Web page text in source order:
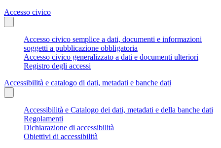
Accesso civico
Accesso civico semplice a dati, documenti e informazioni
soggetti a pubblicazione obbligatoria
Accesso civico generalizzato a dati e documenti ulteriori
Registro degli accessi
Accessibilità e catalogo di dati, metadati e banche dati
Accessibilità e Catalogo dei dati, metadati e della banche dati
Regolamenti
Dichiarazione di accessibilità
Obiettivi di accessibilità